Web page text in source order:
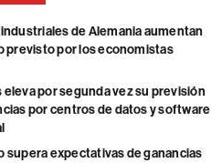
de Alemania aumentan
previsto por los economistas
eleva por segunda vez su previsión
por centros de datos y software
supera expectativas de ganancias